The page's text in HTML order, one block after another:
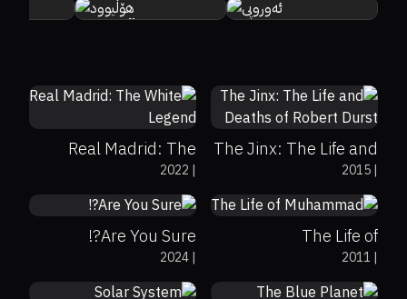
ڕیزبەندی
ڕیزبەندیەک دیاری بکە
ساڵ
ساڵ دیاری بکە
ژانەر
The Jinx: The Life and
Deaths of Robert Durst|
2015
7.6
0%
0%
Real Madrid: The
White Legend|
2022
The Life of
Muhammad|
2011
Are You Sure?!
|
2024
9
0%
0%